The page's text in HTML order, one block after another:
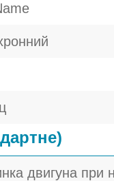
двигуна при